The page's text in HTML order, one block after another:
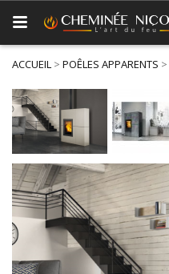
ACCUEIL > POÊLES APPARENTS >